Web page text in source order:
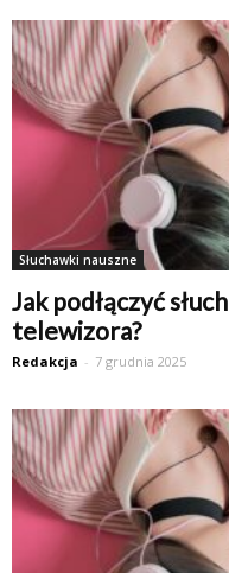
Słuchawki nauszne
Jak podłączyć
telewizora?
Redakcja - 7 grudnia 2025